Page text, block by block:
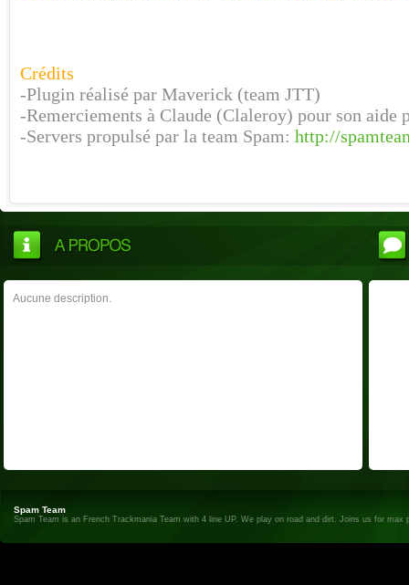
Crédits
-Plugin réalisé par Maverick (team JTT)
-Remerciements à Claude (Claleroy) pour son aide
-Servers propulsé par la team Spam: http://
Aucune description.
Spam Team
Spam Team is an French Trackmania Team with 4 line UP. We play on road and dirt. Joins us for max